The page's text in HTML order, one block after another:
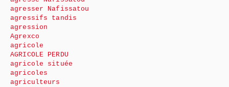
agresser Nafissatou
agressifs tandis
agression
Agrexco
agricole
AGRICOLE PERDU
agricole située
agricoles
agriculteurs